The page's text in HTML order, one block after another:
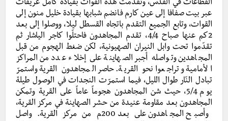
القطاعات في القدس، وتقدّمت هذه القوات بقيادة كامل عريقات
عبر بيت صفافا إلى عين كارم فانضم شبابها بقيادة خليل منون إلى
القوات، وتابع الجميع التقدم باتجاه القسطل ليلا، ووصلوا إلى بعد
2كم عنها صباح 4/4، تقدم المجاهدون فاحتلّوا كاجر الياشار ثم
تقدّموا تحت وابل النيران الصهيونية، لكن ضغط الهجوم من قبل
المجاهدين وتواصله أجبر الصهاينة على إخلاء عدد من المراكز
الأمامية وتراجعوا نحو القرية. حاصر المجاهدون القرية واستمرّ
تبادل النّار طوال الليل، فيما استمرّت النجدات في الوصول طيلة
يوم 5/4، حيث شن المجاهدون هجوماً عاماً على القرية وتمكن
المجاهدون بعد مقاومة عنيدة من حشر الصهاينة في مركز القرية،
وأصبح المجاهدون على بعد 200م من مركز القرية. واصل